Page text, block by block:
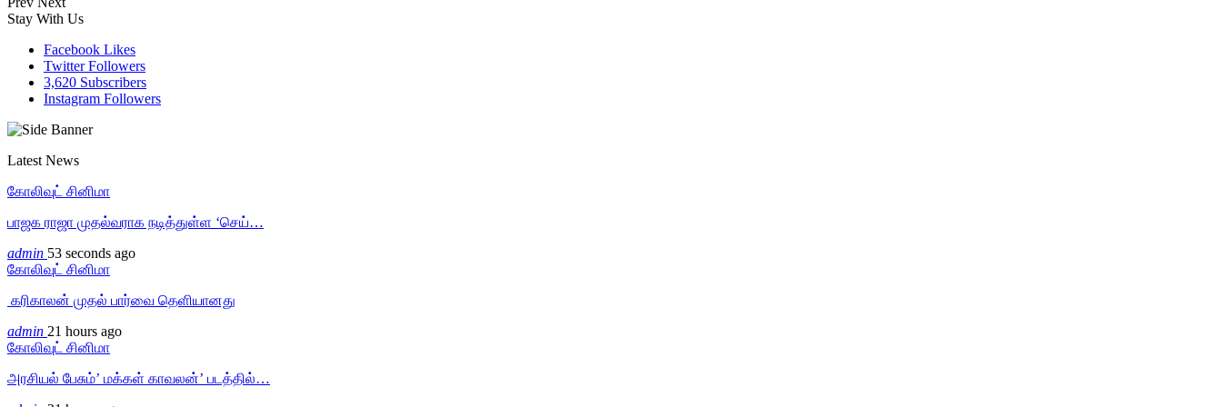
Stay With Us
Facebook Likes
Twitter Followers
3,620 Subscribers
Instagram Followers
Latest News
கோலிவுட் சினிமா
பாஜக ராஜா முதல்வராக நடித்துள்ள ‘செய்…
admin 53 seconds ago
கோலிவுட் சினிமா
‎ கரிகாலன் முதல் பார்வை தெளியானது
admin 21 hours ago
கோலிவுட் சினிமா
அரசியல் பேசும்’ மக்கள் காவலன்’ படத்தில்…